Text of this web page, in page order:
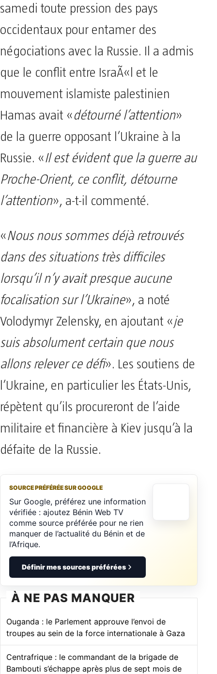
samedi toute pression des pays
occidentaux pour entamer des
négociations avec la Russie. Il a admis
que le conflit entre IsraÃ«l et le
mouvement islamiste palestinien
Hamas avait «détourné l’attention»
de la guerre opposant l’Ukraine à la
Russie. «Il est évident que la guerre au
Proche-Orient, ce conflit, détourne
l’attention», a-t-il commenté.
«Nous nous sommes déjà retrouvés
dans des situations très difficiles
lorsqu’il n’y avait presque aucune
focalisation sur l’Ukraine», a noté
Volodymyr Zelensky, en ajoutant «je
suis absolument certain que nous
allons relever ce défi». Les soutiens de
l’Ukraine, en particulier les États-Unis,
répètent qu’ils procureront de l’aide
militaire et financière à Kiev jusqu’à la
défaite de la Russie.
SOURCE PRÉFÉRÉE SUR GOOGLE
Sur Google, préférez une information
vérifiée : ajoutez Bénin Web TV
comme source préférée pour ne rien
manquer de l’actualité du Bénin et de
l’Afrique.
Définir mes sources préférées
À NE PAS MANQUER
Ouganda : le Parlement approuve l’envoi de
troupes au sein de la force internationale à Gaza
Centrafrique : le commandant de la brigade de
Bambouti s’échappe après plus de sept mois de